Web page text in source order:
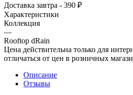
Доставка завтра - 390 ₽
Характеристики
Коллекция
—
Rooftop dRain
Цена действительна только для
отличаться от цен в розничных
Описание
Отзывы